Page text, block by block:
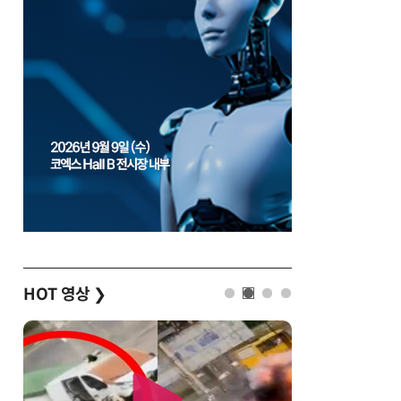
HOT 영상 ❯